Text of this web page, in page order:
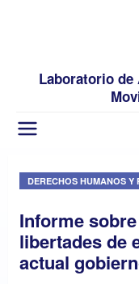
Laboratorio de
DERECHOS HUMANOS Y
Informe
libertades de
actual